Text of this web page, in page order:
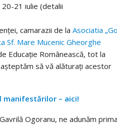
21 iulie (detalii
camarazii de la Asociatia
Sf. Mare Mucenic Gheorghe
Educație Românească, tot la
să vă alăturați acestor
manifestărilor – aici!
Ogoranu, ne adunăm prima